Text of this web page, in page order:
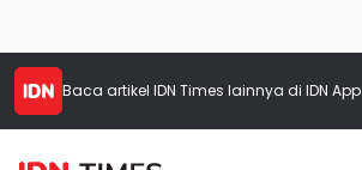
Baca artikel IDN Times lainnya di IDN App